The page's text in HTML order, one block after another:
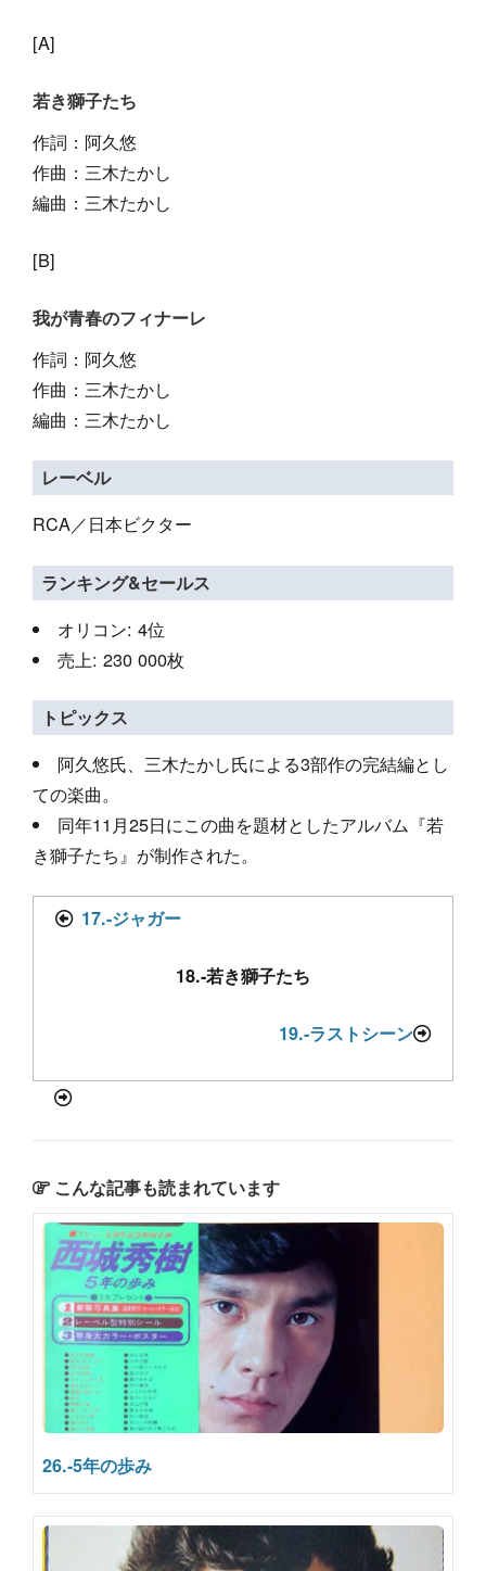
[A]
若き獅子たち
作詞：阿久悠
作曲：三木たかし
編曲：三木たかし
[B]
我が青春のフィナーレ
作詞：阿久悠
作曲：三木たかし
編曲：三木たかし
レーベル
RCA／日本ビクター
ランキング&セールス
オリコン: 4位
売上: 230 000枚
トピックス
阿久悠氏、三木たかし氏による3部作の完結編とし
ての楽曲。
同年11月25日にこの曲を題材としたアルバム『若
き獅子たち』が制作された。
17.-ジャガー
18.-若き獅子たち
19.-ラストシーン
こんな記事も読まれています
26.-5年の歩み